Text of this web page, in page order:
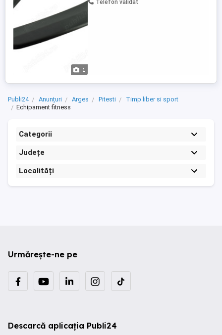
1
Telefon validat
Publi24 Anunțuri Arges Pitesti
Timp liber si sport
Echipament fitness
Categorii
Județe
Localități
Urmărește-ne pe
Descarcă aplicația Publi24